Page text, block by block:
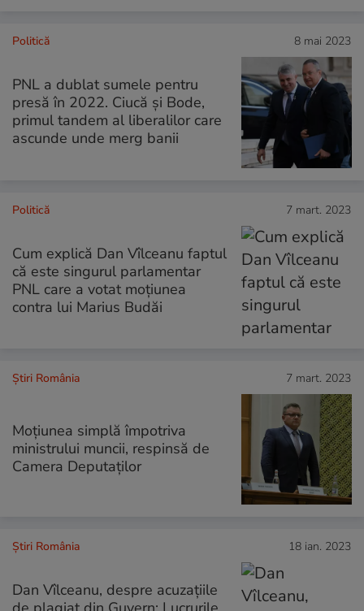
Politică 8 mai 2023
PNL a dublat sumele pentru
presă în 2022. Ciucă și Bode,
primul tandem al liberalilor care
ascunde unde merg banii
Politică 7 mart. 2023
Cum explică Dan Vîlceanu faptul
că este singurul parlamentar
PNL care a votat moțiunea
contra lui Marius Budăi
Știri România 7 mart. 2023
Moţiunea simplă împotriva
ministrului muncii, respinsă de
Camera Deputaților
Știri România 18 ian. 2023
Dan Vîlceanu, despre acuzațiile